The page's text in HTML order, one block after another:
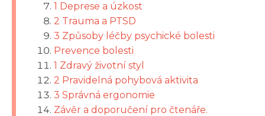
1 Deprese a úzkost
2 Trauma a PTSD
3 Způsoby léčby psychické bolesti
Prevence bolesti
1 Zdravý životní styl
2 Pravidelná pohybová aktivita
3 Správná ergonomie
Závěr a doporučení pro čtenáře.